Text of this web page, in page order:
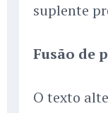
suplente
Fusão de
O texto